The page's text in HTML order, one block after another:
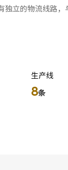
独立的物流线路，
生产线
8条